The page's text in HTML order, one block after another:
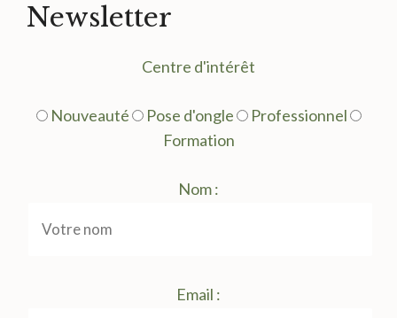
Newsletter
Centre d'intérêt
Nouveauté Pose d'ongle
Professionnel
Formation
Nom :
Email :